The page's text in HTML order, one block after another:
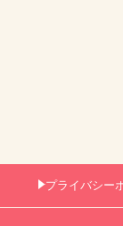
プライバシー